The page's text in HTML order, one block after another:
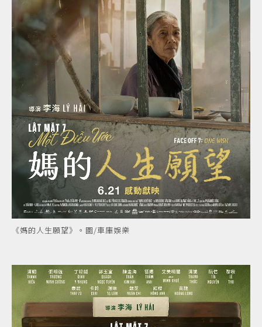
《媽的人生願望》。圖/車庫娛樂